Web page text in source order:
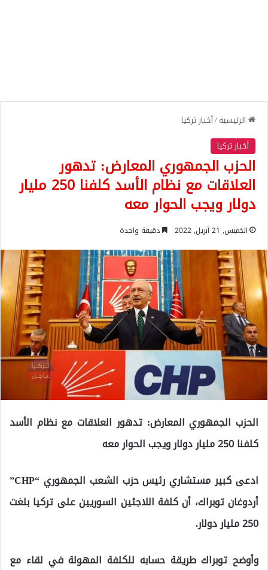
الرئيسية/أخبار تركيا
أخبار تركيا
الحزب الجمهوري المعارض: تدهور
العلاقات مع نظام الأسد كلفنا 250 مليار
دولار ويجب الحوار معه
الخميس, 21 أبريل, 2022 دقيقة واحدة
الحزب الجمهوري المعارض: تدهور العلاقات مع نظام الأسد
كلفنا 250 مليار دولار ويجب الحوار معه
ادعى كبير مستشاري رئيس حزب الشعب الجمهوري “CHP”
أردوغان توبراك، أن كلفة اللاجئين السوريين على تركيا بلغت
250 مليار دولار.
وأوضح توبراك طريقة حسابه للكلفة المهولة في لقاء مع